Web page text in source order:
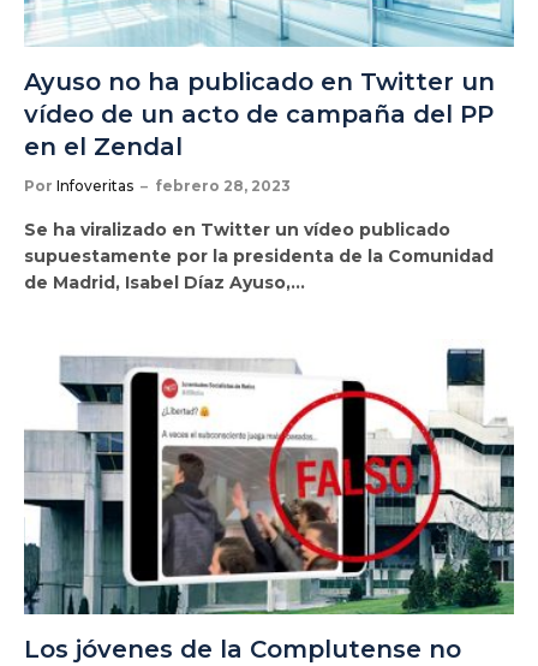
Ayuso no ha publicado en Twitter un
vídeo de un acto de campaña del PP
en el Zendal
Por Infoveritas febrero 28, 2023
Se ha viralizado en Twitter un vídeo publicado
supuestamente por la presidenta de la Comunidad
de Madrid, Isabel Díaz Ayuso,…
Los jóvenes de la Complutense no